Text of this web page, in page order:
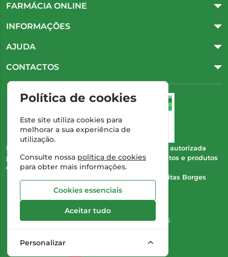
FARMÁCIA ONLINE
INFORMAÇÕES
AJUDA
CONTACTOS
Esta farmácia (Farmácia Gonçalves) encontra-se autorizada
pelo INFARMED para a dispensa de medicamentos e produtos
de saúde ao domicílio e através da internet.
Dra. Cristina Marta de Freitas Borges
Gonçalves
©2026 Todos os direitos reservados
Política de cookies
Este site utiliza cookies para
melhorar a sua experiência de
utilização.
Consulte nossa política de cookies
para obter mais informações.
Cookies essenciais
Aceitar tudo
Personalizar